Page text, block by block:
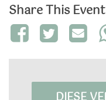
Share This Event